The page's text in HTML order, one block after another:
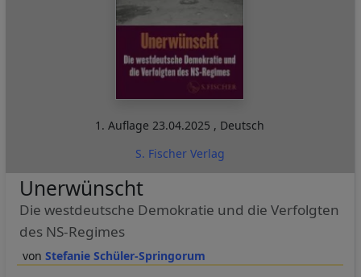
1. Auflage 23.04.2025 , Deutsch
S. Fischer Verlag
Stefanie Schüler-Springorum
Unerwünscht
Die westdeutsche Demokratie und die Verfolgten
des NS-Regimes